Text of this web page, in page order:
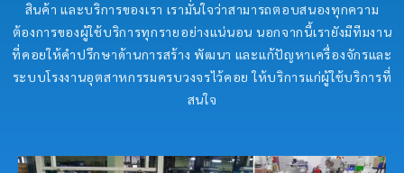
สินค้า และบริการของเรา เรามั่นใจว่าสามารถตอบสนองทุกความ
ต้องการของผู้ใช้บริการทุกรายอย่างแน่นอน นอกจากนี้เรายังมีทีมงาน
ที่คอยให้คำปรึกษาด้านการสร้าง พัฒนา และแก้ปัญหาเครื่องจักรและ
ระบบโรงงานอุตสาหกรรมครบวงจรไว้คอย ให้บริการแก่ผู้ใช้บริการที่
สนใจ